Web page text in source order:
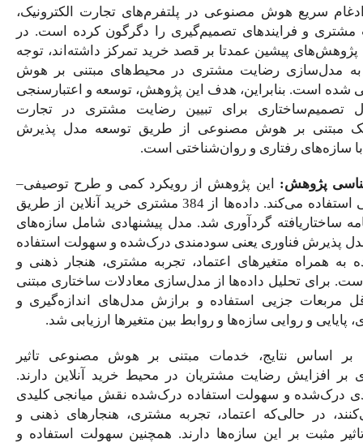
در پلتفرم‌های تجارت الکترونیک،
تصمیم‌گیری را دگرگون کرده است. در
بر قصد خرید تمرکز داشته‌اند، توجه
مشتری در محیط‌های مبتنی بر هوش
این پژوهش، توسعه و اعتبارسنجی
تبیین رضایت مشتری در تجارت
از طریق توسعه مدل پذیرش
است.
از رویکرد کمی و طرح توصیفی–
پیمایشی استفاده می‌کند. داده‌ها از 384 مشتری خرید آنلاین از طریق
شد. مدل پیشنهادی شامل سازه‌های
سودمندی درک‌شده و سهولت استفاده
تجربه مشتری، هنجار ذهنی و
از مدل‌سازی معادلات ساختاری مبتنی
و برازش مدل‌های اندازه‌گیری و
و روابط بین متغیرها ارزیابی شد.
مبتنی بر هوش مصنوعی تاثیر
در محیط خرید آنلاین دارند.
درک‌شده نقش میانجی کلیدی
تجربه مشتری، هنجارهای ذهنی و
دارند. همچنین سهولت استفاده و